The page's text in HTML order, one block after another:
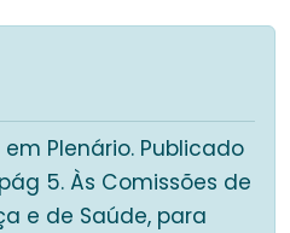
Plenário. Publicado
5. Às Comissões de
e de Saúde, para